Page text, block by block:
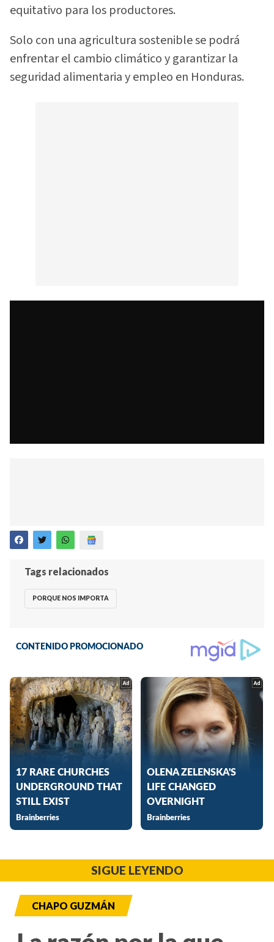
equitativo para los productores.
Solo con una agricultura sostenible se podrá
enfrentar el cambio climático y garantizar la
seguridad alimentaria y empleo en Honduras.
Tags relacionados
PORQUE NOS IMPORTA
SIGUE LEYENDO
CHAPO GUZMÁN